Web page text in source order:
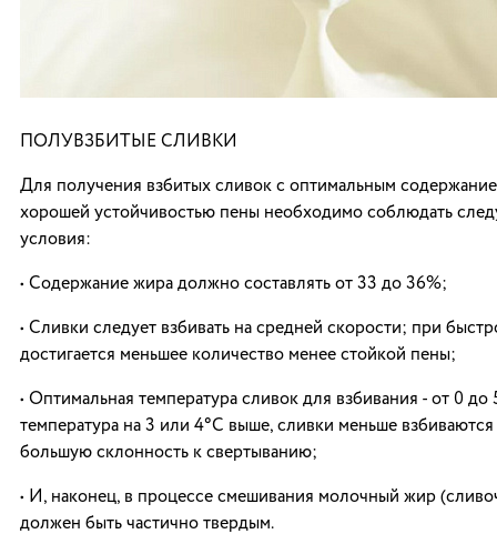
ПОЛУВЗБИТЫЕ СЛИВКИ
Для получения взбитых сливок с оптимальным
хорошей устойчивостью пены необходимо соблюдать
условия:
• Содержание жира должно составлять от 33 до 36%;
• Сливки следует взбивать на средней скорости; при
достигается меньшее количество менее стойкой пены;
• Оптимальная температура сливок для взбивания - от 0 до
температура на 3 или 4°C выше, сливки меньше
большую склонность к свертыванию;
• И, наконец, в процессе смешивания молочный жир
должен быть частично твердым.